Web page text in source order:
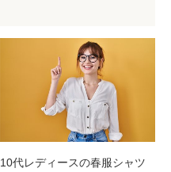
10代レディースの春服シャツ